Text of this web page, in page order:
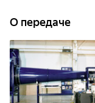
О передаче